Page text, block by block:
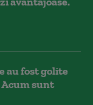
au fost golite
Acum sunt